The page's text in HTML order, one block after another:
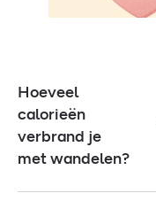
Hoeveel
calorieën
verbrand je
met wandelen?